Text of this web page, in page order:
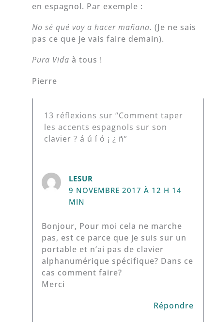
en espagnol. Par exemple :
No sé qué voy a hacer mañana. (Je ne sais
pas ce que je vais faire demain).
Pura Vidaà tous !
Pierre
13 réflexions sur “Comment taper
les accents espagnols sur son
clavier ? á ú í ó ¡ ¿ ñ”
LESUR
9 NOVEMBRE 2017 À 12 H 14
MIN
Bonjour, Pour moi cela ne marche
pas, est ce parce que je suis sur un
portable et n’ai pas de clavier
alphanumérique spécifique? Dans ce
cas comment faire?
Merci
Répondre